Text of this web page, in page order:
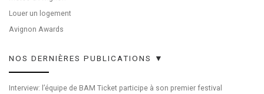
Louer un logement
Avignon Awards
NOS DERNIÈRES PUBLICATIONS ▼
Interview: l’équipe de BAM Ticket participe à son premier festival